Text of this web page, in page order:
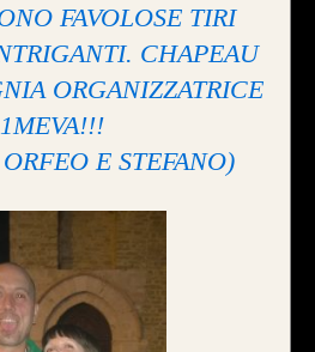
FAVOLOSE TIRI
CHAPEAU
ORGANIZZATRICE
E STEFANO)